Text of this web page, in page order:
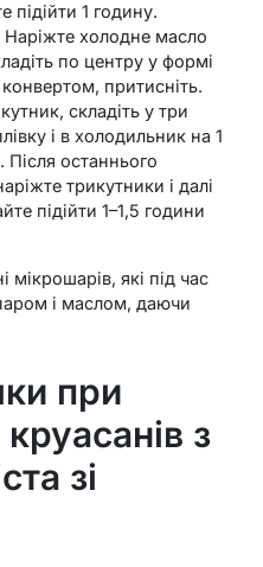
підійти 1 годину.
холодне масло
по центру у формі
конвертом, притисніть.
складіть у три
і в холодильник на 1
Після останнього
трикутники і далі
підійти 1–1,5 години
які під час
і маслом, даючи
при
з
зі